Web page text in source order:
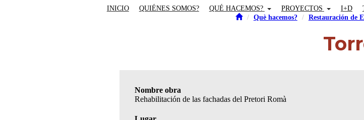
INICIO QUIÉNES SOMOS? QUÉ HACEMOS? PROYECTOS I+D
Què hacemos? Restauración de
Nombre obra
Rehabilitación de las fachadas del Pretori Romà